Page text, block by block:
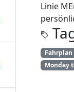
Linie
Fahrplan
Monday